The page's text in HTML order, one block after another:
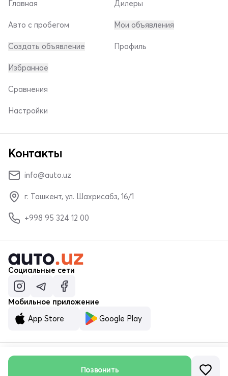
Позвонить
Главная
Авто с пробегом
Создать объявление
Дилеры
Мои объявления
Профиль
Избранное
Сравнения
Настройки
Контакты
info@auto.uz
г. Ташкент, ул. Шахрисабз, 16/1
+998 95 324 12 00
Социальные сети
Мобильное приложение
App Store
Google Play
© ООО «MALUMOTNOMA» 2023–2026